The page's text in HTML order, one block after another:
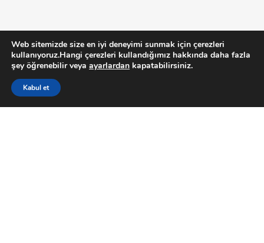
Fizik Tedavi ve Rehabilitasyon
Girişimsel Ağrı Tedavisi
Osteoporoz Kliniği
Web sitemizde size en iyi deneyimi sunmak için çerezleri
kullanıyoruz.Hangi çerezleri kullandığımız hakkında daha fazla
şey öğrenebilir veya ayarlardan kapatabilirsiniz.
Kabul et